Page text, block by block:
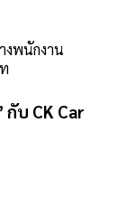
งพนักงาน
บ CK Car